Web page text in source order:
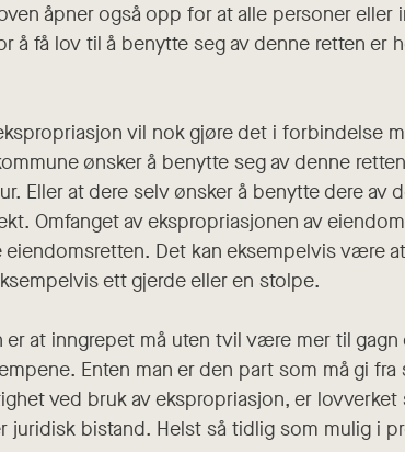
åpner også opp for at alle personer eller
å få lov til å benytte seg av denne retten er
vil nok gjøre det i forbindelse
ønsker å benytte seg av denne
Eller at dere selv ønsker å benytte dere av
Omfanget av ekspropriasjonen av
Det kan eksempelvis være
ett gjerde eller en stolpe.
at inngrepet må uten tvil være mer til gagn
Enten man er den part som må gi fra
ved bruk av ekspropriasjon, er
juridisk bistand. Helst så tidlig som mulig i